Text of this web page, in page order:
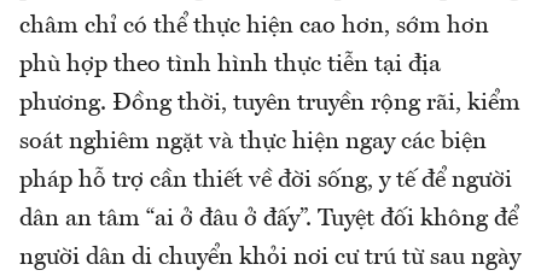
châm chỉ có thể thực hiện cao hơn, sớm hơn
phù hợp theo tình hình thực tiễn tại địa
phương. Đồng thời, tuyên truyền rộng rãi, kiểm
soát nghiêm ngặt và thực hiện ngay các biện
pháp hỗ trợ cần thiết về đời sống, y tế để người
dân an tâm “ai ở đâu ở đấy”. Tuyệt đối không để
người dân di chuyển khỏi nơi cư trú từ sau ngày